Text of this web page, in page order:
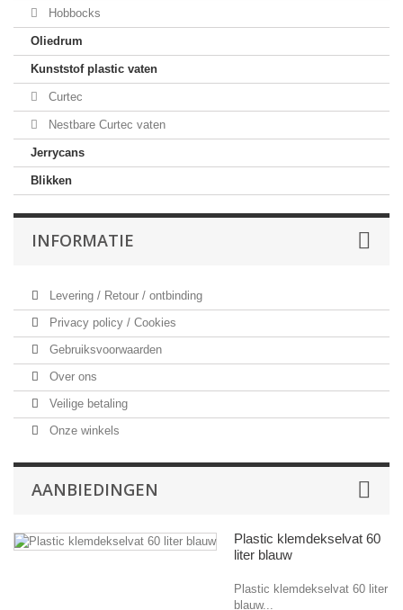
Hobbocks
Oliedrum
Kunststof plastic vaten
Curtec
Nestbare Curtec vaten
Jerrycans
Blikken
INFORMATIE
Levering / Retour / ontbinding
Privacy policy / Cookies
Gebruiksvoorwaarden
Over ons
Veilige betaling
Onze winkels
AANBIEDINGEN
Plastic klemdekselvat 60
liter blauw
Plastic klemdekselvat 60 liter
blauw...